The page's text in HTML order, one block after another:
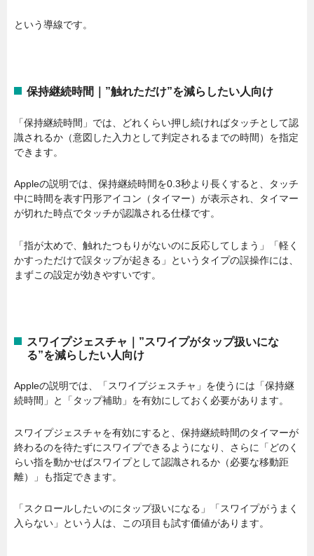
という導線です。
保持継続時間｜”触れただけ”を減らしたい人向け
「保持継続時間」では、どれくらい押し続ければタッチとして認
識されるか（意図した入力として判定されるまでの時間）を指定
できます。
Appleの説明では、保持継続時間を0.3秒より長くすると、タッチ
中に時間を表す円形アイコン（タイマー）が表示され、タイマー
が切れた時点でタッチが認識される仕様です。
「指が太めで、触れたつもりがないのに反応してしまう」「軽く
かすっただけで誤タップが起きる」というタイプの誤操作には、
まずこの設定が効きやすいです。
スワイプジェスチャ｜”スワイプがタップ扱いにな
る”を減らしたい人向け
Appleの説明では、「スワイプジェスチャ」を使うには「保持継
続時間」と「タップ補助」を有効にしておく必要があります。
スワイプジェスチャを有効にすると、保持継続時間のタイマーが
終わるのを待たずにスワイプできるようになり、さらに「どのく
らい指を動かせばスワイプとして認識されるか（必要な移動距
離）」も指定できます。
「スクロールしたいのにタップ扱いになる」「スワイプがうまく
入らない」という人は、この項目も試す価値があります。